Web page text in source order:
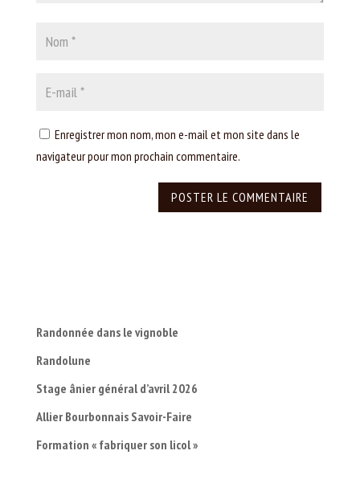
Enregistrer mon nom, mon e-mail et mon site dans le
navigateur pour mon prochain commentaire.
Randonnée dans le vignoble
Randolune
Stage ânier général d’avril 2026
Allier Bourbonnais Savoir-Faire
Formation « fabriquer son licol »